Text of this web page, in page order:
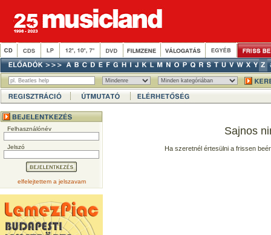
Felhasználónév
Jelszó
elfelejtettem a jelszavam
Sajnos
Ha szeretnél értesülni a frissen